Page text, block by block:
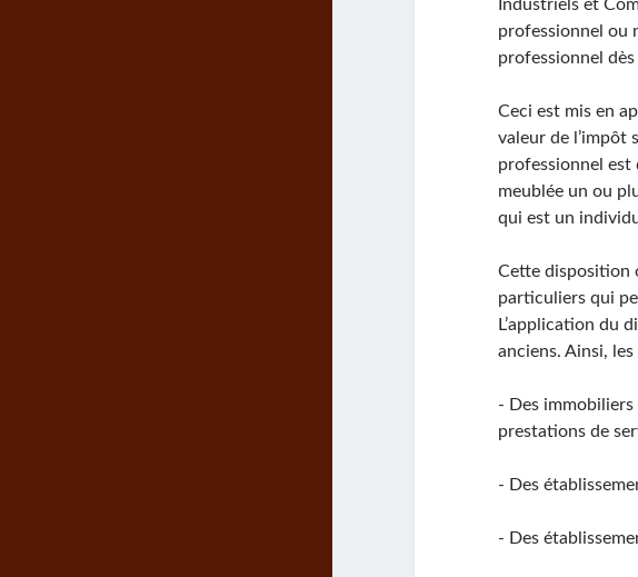
Industriels et
professionnel ou
professionnel
Ceci est mis en
valeur de l’impôt
professionnel est
meublée un ou
qui est un
Cette disposition
particuliers qui
L’application du
anciens. Ainsi,
- Des
prestations de
- Des
- Des